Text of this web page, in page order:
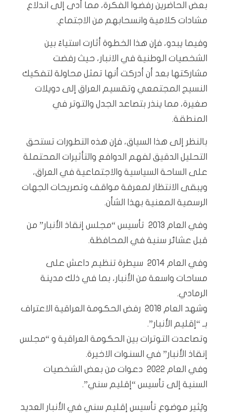
بعض الحاضرين رفضوا الفكرة، مما أدى إلى اندلاع
مشادات كلامية وانسحابهم من الاجتماع.
وفيما يبدو، فإن هذا الخطوة أثارت استياءً بين
الشخصيات الوطنية في الانبار، حيث رفضت
مشاركتها بعد أن أدركت أنها تمثل محاولة لتفكيك
النسيج المجتمعي وتقسيم العراق إلى دويلات
صغيرة، مما ينذر بتصاعد الجدل والتوتر في
المنطقة.
بالنظر إلى هذا السياق، فإن هذه التطورات تستحق
التحليل الدقيق لفهم الدوافع والتأثيرات المحتملة
على الساحة السياسية والاجتماعية في العراق،
ويبقى الانتظار لمعرفة مواقف وتصريحات الجهات
الرسمية المعنية بهذا الشأن.
وفي العام 2013 تأسيس “مجلس إنقاذ الأنبار” من
قبل عشائر سنية في المحافظة.
وفي العام 2014 سيطرة تنظيم داعش على
مساحات واسعة من الأنبار، بما في ذلك مدينة
الرمادي.
وشهد العام 2018 رفض الحكومة العراقية الاعتراف
بـ “إقليم الأنبار”.
وتصاعدت التوترات بين الحكومة العراقية و “مجلس
إنقاذ الأنبار” في السنوات الاخيرة.
وفي العام 2022 دعوات من بعض الشخصيات
السنية إلى تأسيس “إقليم سني”.
ويُثير موضوع تأسيس إقليم سني في الأنبار العديد